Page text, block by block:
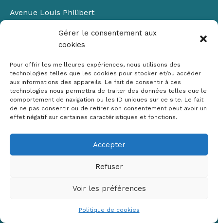
Gérer le consentement aux
cookies
Pour offrir les meilleures expériences, nous utilisons des
technologies telles que les cookies pour stocker et/ou accéder
aux informations des appareils. Le fait de consentir à ces
technologies nous permettra de traiter des données telles que le
comportement de navigation ou les ID uniques sur ce site. Le fait
de ne pas consentir ou de retirer son consentement peut avoir un
effet négatif sur certaines caractéristiques et fonctions.
Accepter
Refuser
Voir les préférences
Politique de cookies
Avenue Louis Philibert
Bâtiment Laennec
13100 Aix-en-Provence
✉ contact@crige-paca.org
Mentions légales
RGPD
Copyright © 2026 Crige PACA